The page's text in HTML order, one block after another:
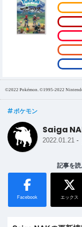
©2022 Pokémon. ©1995-2022
ポケモン
Saiga
2022.01.21 -
記事を
Facebook エックス